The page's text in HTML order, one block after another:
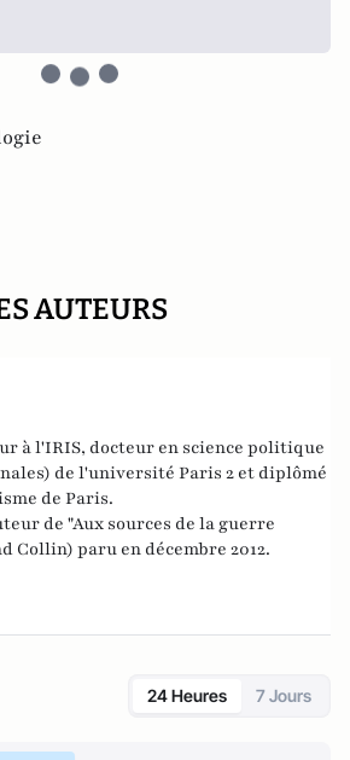
AUTEURS
à l'IRIS, docteur en science politique
de l'université Paris 2 et diplômé
de Paris.
de "Aux sources de la guerre
Collin) paru en décembre 2012.
24 Heures 7 Jours